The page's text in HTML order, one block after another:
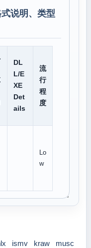
说明、类型
DL
L/E
XE
Det
ails
流
行
程
度
Lo
w
ismv kraw
musc